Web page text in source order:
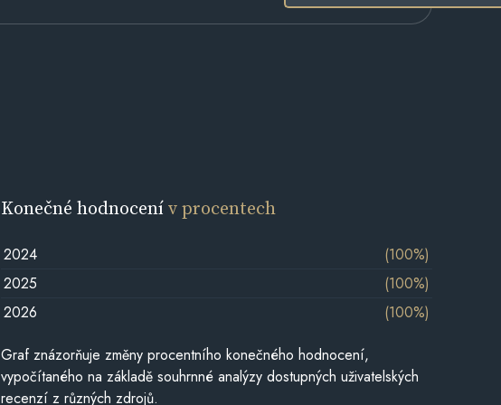
Konečné hodnocenív procentech
2024
(100%)
2025
(100%)
2026
(100%)
Graf znázorňuje změny procentního konečného hodnocení,
vypočítaného na základě souhrnné analýzy dostupných uživatelských
recenzí z různých zdrojů.